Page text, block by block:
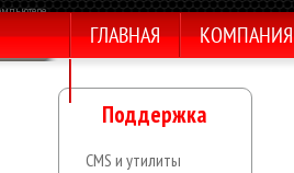
ГЛАВНАЯ КОМПАНИЯ
Поддержка
CMS и утилиты